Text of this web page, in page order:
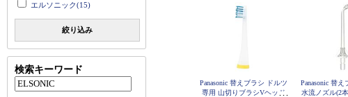
エルソニック(15)
絞り込み
検索キーワード
Panasonic 替えブラシ ドルツ
専用 山切りブラシVヘッド
Panasonic 替
水流ノズル(2